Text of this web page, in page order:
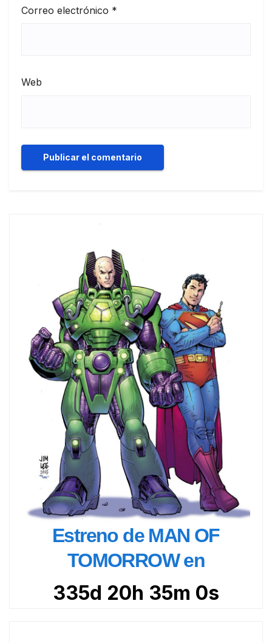
Correo electrónico *
Web
Estreno de MAN OF
TOMORROW en
335d 20h 34m 58s